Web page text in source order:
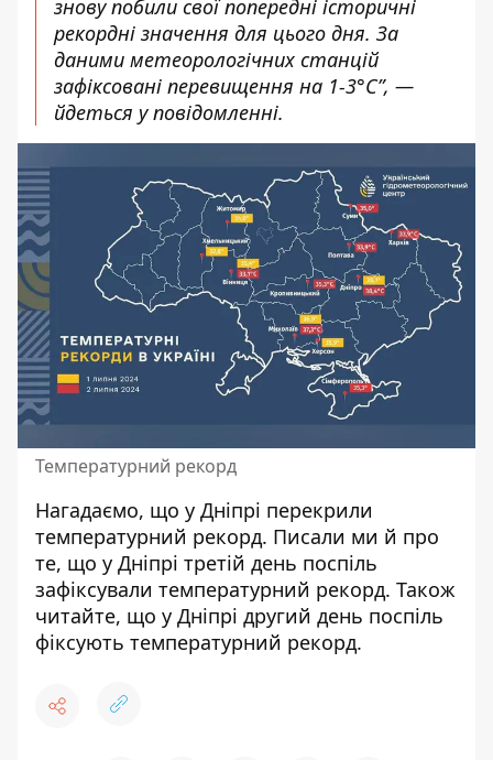
знову побили свої попередні історичні
рекордні значення для цього дня. За
даними метеорологічних станцій
зафіксовані перевищення на 1-3°С”, —
йдеться у повідомленні.
Температурний рекорд
Нагадаємо, що у Дніпрі перекрили
температурний рекорд. Писали ми й про
те, що у Дніпрі третій день поспіль
зафіксували температурний рекорд. Також
читайте, що у Дніпрі другий день поспіль
фіксують температурний рекорд.